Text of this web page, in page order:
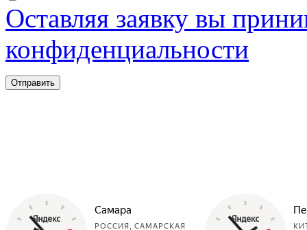
Оставляя заявку вы
конфиденциальности